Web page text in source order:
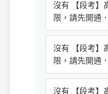
沒有 【段考】
限，請先開通．
沒有 【段考】
限，請先開通．
沒有 【段考】